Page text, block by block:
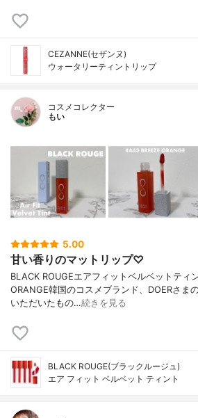
CEZANNE(セザンヌ)
ウォータリーティントリップ
コスメコレクター
もい
5.00
甘い香りのマットリップ♡
BLACK ROUGEエアフィットベルベットティ
ORANGE韓国のコスメブランド、DOERさま
いただいたもの…続きを見る
BLACK ROUGE(ブラックルージュ)
エア フィット ベルベット ティント